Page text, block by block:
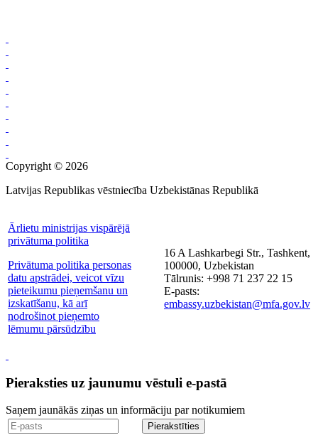
Copyright © 2026
Latvijas Republikas vēstniecība Uzbekistānas Republikā
Ārlietu ministrijas vispārējā
privātuma politika
Privātuma politika personas
datu apstrādei, veicot vīzu
pieteikumu pieņemšanu un
izskatīšanu, kā arī
nodrošinot pieņemto
lēmumu pārsūdzību
16 A Lashkarbegi Str., Tashkent,
100000, Uzbekistan
Tālrunis: +998 71 237 22 15
E-pasts:
embassy.uzbekistan@mfa.gov.lv
Pieraksties uz jaunumu vēstuli e-pastā
Saņem jaunākās ziņas un informāciju par notikumiem